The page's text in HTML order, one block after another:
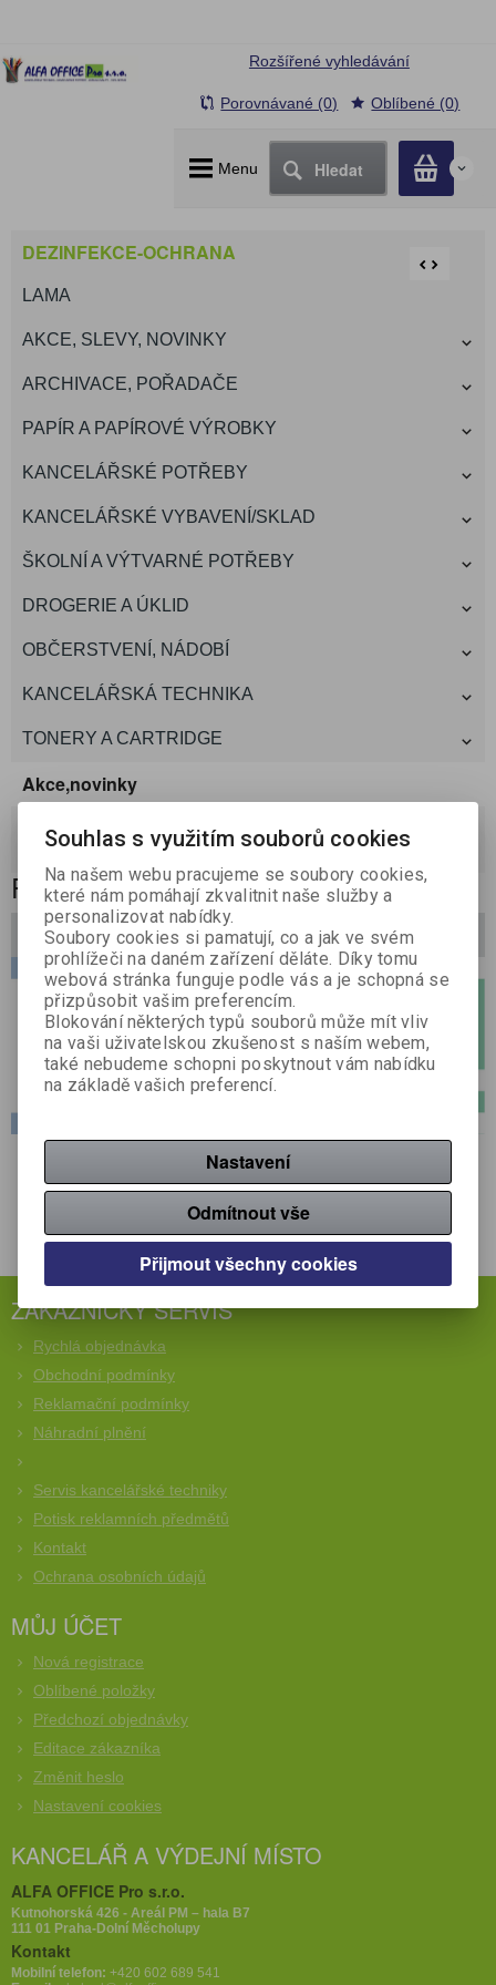
Menu Hledat 0
Rozšířené vyhledávání
Porovnávané (0) Oblíbené (0)
DEZINFEKCE-OCHRANA
LAMA
AKCE, SLEVY, NOVINKY
ARCHIVACE, POŘADAČE
PAPÍR A PAPÍROVÉ VÝROBKY
KANCELÁŘSKÉ POTŘEBY
KANCELÁŘSKÉ VYBAVENÍ/SKLAD
ŠKOLNÍ A VÝTVARNÉ POTŘEBY
DROGERIE A ÚKLID
OBČERSTVENÍ, NÁDOBÍ
KANCELÁŘSKÁ TECHNIKA
TONERY A CARTRIDGE
Akce,novinky
ROUŠKY A RESPIRÁTORY
Filtrovat
ZÁKAZNICKÝ SERVIS
Rychlá objednávka
Obchodní podmínky
Reklamační podmínky
Náhradní plnění
Servis kancelářské techniky
Potisk reklamních předmětů
Kontakt
Ochrana osobních údajů
MŮJ ÚČET
Nová registrace
Oblíbené položky
Předchozí objednávky
Editace zákazníka
Změnit heslo
Nastavení cookies
KANCELÁŘ A VÝDEJNÍ MÍSTO
ALFA OFFICE Pro s.r.o.
Kutnohorská 426 - Areál PM – hala B7
111 01 Praha-Dolní Měcholupy
Kontakt
Mobilní telefon: +420 602 689 541
Souhlas s využitím souborů cookies
Na našem webu pracujeme se soubory cookies,
které nám pomáhají zkvalitnit naše služby a
personalizovat nabídky.
Soubory cookies si pamatují, co a jak ve svém
prohlížeči na daném zařízení děláte. Díky tomu
webová stránka funguje podle vás a je schopná se
přizpůsobit vašim preferencím.
Blokování některých typů souborů může mít vliv
na vaši uživatelskou zkušenost s naším webem,
také nebudeme schopni poskytnout vám nabídku
na základě vašich preferencí.
Nastavení
Odmítnout vše
Přijmout všechny cookies